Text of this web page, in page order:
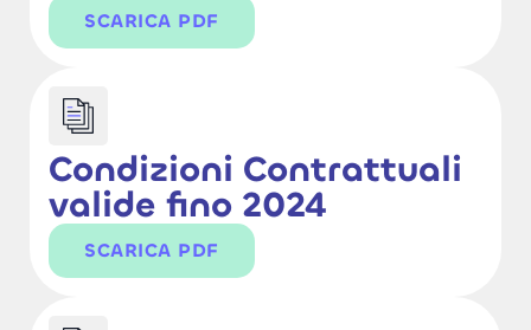
SCARICA PDF
Condizioni Contrattuali
valide fino 2024
SCARICA PDF